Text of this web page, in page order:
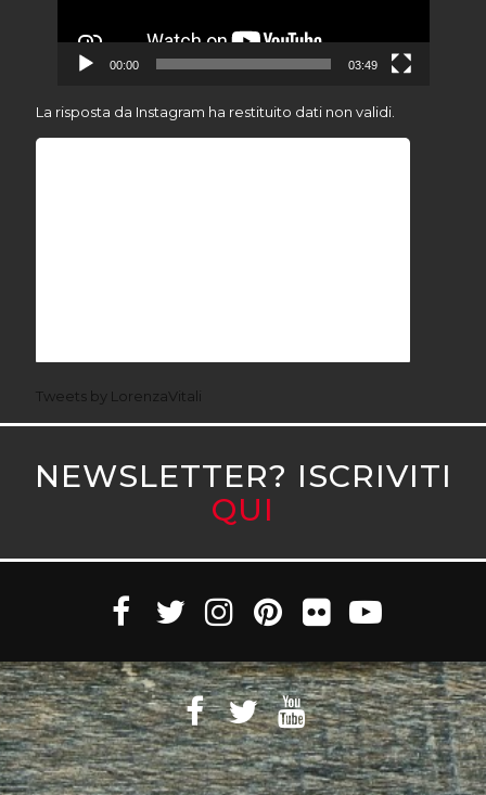
00:00 03:49
La risposta da Instagram ha restituito dati non validi.
Tweets by LorenzaVitali
NEWSLETTER? ISCRIVITI
QUI